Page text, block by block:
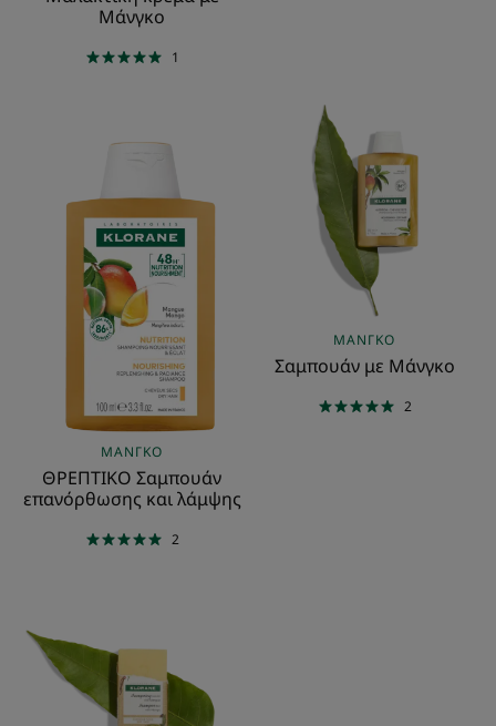
Μάνγκο
1
Σαμπουάν
και
λάμψης
ΜΆΝΓΚΟ
ΘΡΕΠΤΙΚΟ Σαμπουάν
επανόρθωσης και λάμψης
2
με
Μάνγκο
ΜΆΝΓΚΟ
Σαμπουάν με Μάνγκο
2
με
Μάνγκο